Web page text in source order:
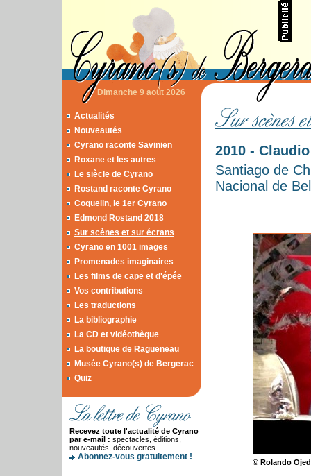
Dimanche 9 août 2026
Actualités
Nouveautés
Cyrano raconte Savinien
Roxane et les autres
Le siècle de Cyrano
Rostand raconte Cyrano
Coquelin, le 1er Cyrano
Edmond Rostand 2018
Sur scènes et sur écrans
Cyrano en 1001 images
Promenades imaginaires
Les films de cape et d'épée
Vos contributions
Les traductions
La bibliographie
La CD et vidéothèque
La boutique de Ragueneau
Musée Cyrano(s) de Bergerac
Quiz
Recevez toute l'actualité de Cyrano
par e-mail : spectacles, éditions,
nouveautés, découvertes ...
Abonnez-vous gratuitement !
2010 -
Santiago de
Nacional de
© Rolando